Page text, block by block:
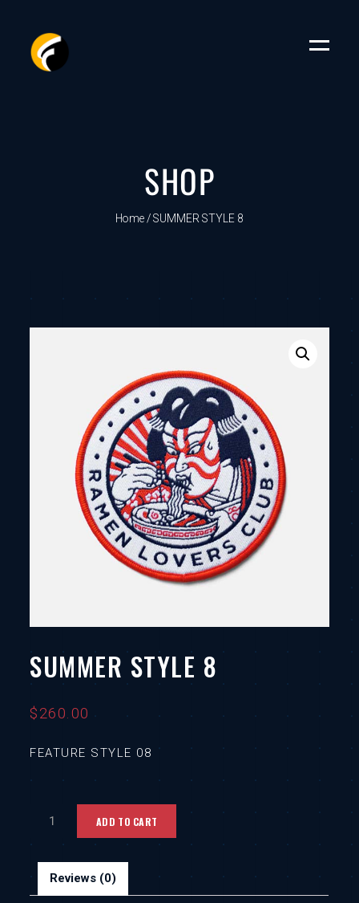
SHOP
Home / SUMMER STYLE 8
SUMMER STYLE 8
$260.00
FEATURE STYLE 08
SUMMER
quantity
ADD TO CART
Reviews (0)